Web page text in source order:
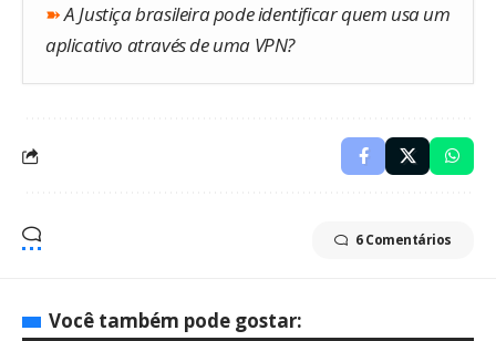
➽A Justiça brasileira pode identificar quem usa um
aplicativo através de uma VPN?
6 Comentários
Você também pode gostar: